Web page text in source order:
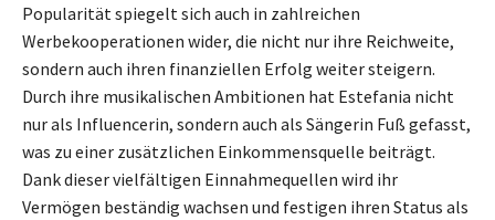
Popularität spiegelt sich auch in zahlreichen
Werbekooperationen wider, die nicht nur ihre Reichweite,
sondern auch ihren finanziellen Erfolg weiter steigern.
Durch ihre musikalischen Ambitionen hat Estefania nicht
nur als Influencerin, sondern auch als Sängerin Fuß gefasst,
was zu einer zusätzlichen Einkommensquelle beiträgt.
Dank dieser vielfältigen Einnahmequellen wird ihr
Vermögen beständig wachsen und festigen ihren Status als